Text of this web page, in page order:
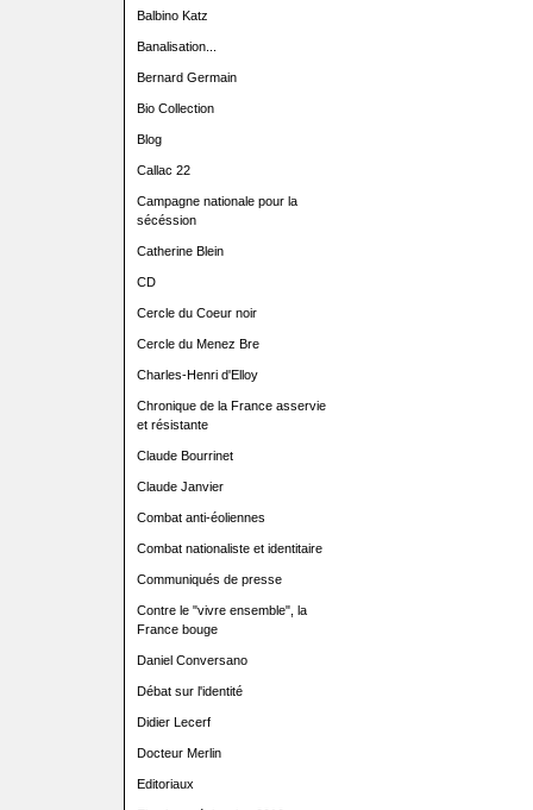
Balbino Katz
Banalisation...
Bernard Germain
Bio Collection
Blog
Callac 22
Campagne nationale pour la
sécéssion
Catherine Blein
CD
Cercle du Coeur noir
Cercle du Menez Bre
Charles-Henri d'Elloy
Chronique de la France asservie
et résistante
Claude Bourrinet
Claude Janvier
Combat anti-éoliennes
Combat nationaliste et identitaire
Communiqués de presse
Contre le "vivre ensemble", la
France bouge
Daniel Conversano
Débat sur l'identité
Didier Lecerf
Docteur Merlin
Editoriaux